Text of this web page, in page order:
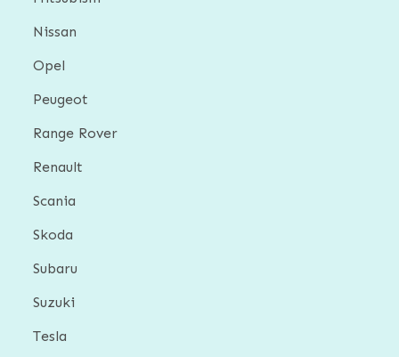
Nissan
Opel
Peugeot
Range Rover
Renault
Scania
Skoda
Subaru
Suzuki
Tesla